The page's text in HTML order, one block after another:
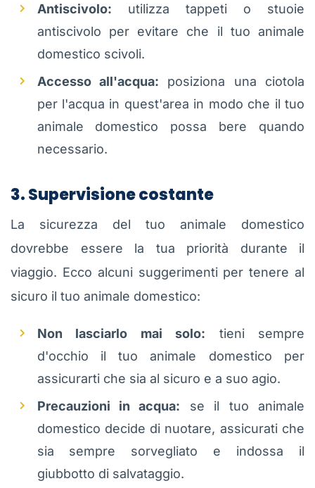
Antiscivolo: utilizza tappeti o stuoie
antiscivolo per evitare che il tuo animale
domestico scivoli.
Accesso all'acqua: posiziona una ciotola
per l'acqua in quest'area in modo che il tuo
animale domestico possa bere quando
necessario.
3. Supervisione costante
La sicurezza del tuo animale domestico
dovrebbe essere la tua priorità durante il
viaggio. Ecco alcuni suggerimenti per tenere al
sicuro il tuo animale domestico:
Non lasciarlo mai solo: tieni sempre
d'occhio il tuo animale domestico per
assicurarti che sia al sicuro e a suo agio.
Precauzioni in acqua: se il tuo animale
domestico decide di nuotare, assicurati che
sia sempre sorvegliato e indossa il
giubbotto di salvataggio.